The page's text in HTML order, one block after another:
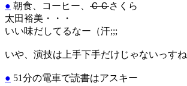
● 朝食、コーヒー、 ＣＣさくら
太田裕美・・・
いい味だしてるなー（汗;;;
いや、演技は上手下手だけじゃないっすね
● 51分の電車で読書はアスキー